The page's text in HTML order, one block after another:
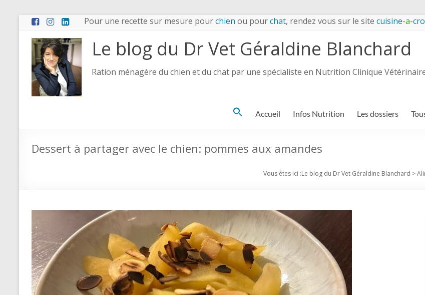
Pour une recette sur mesure pourchien ou pourchat, rendez vous sur le site cuisine-a-
Le blog du Dr Vet Géraldine Blanchard
Ration ménagère du chien et du chat par une spécialiste en Nutrition Clinique
Search Accueil Infos Nutrition Les dossiers
Dessert à partager avec le chien: pommes aux amandes
Vous êtes ici :Le blog du Dr Vet Géraldine Blanchard >